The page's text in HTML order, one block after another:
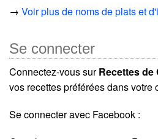
→ Voir plus de noms de plats et
Se connecter
Connectez-vous surRecettes de
vos recettes préférées dans votre
Se connecter avec Facebook :